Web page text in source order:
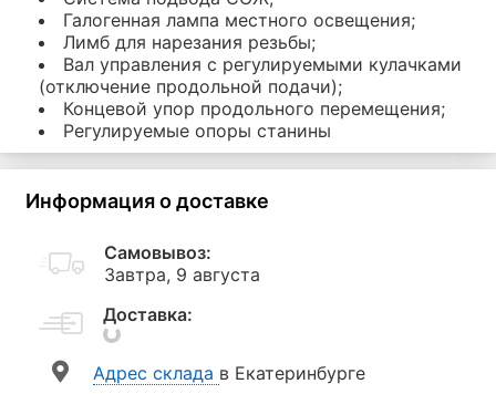
Галогенная лампа местного освещения;
Лимб для нарезания резьбы;
Вал управления с регулируемыми кулачками
(отключение продольной подачи);
Концевой упор продольного перемещения;
Регулируемые опоры станины
Информация о доставке
Самовывоз:
Завтра, 9 августа
Доставка:
Aдрес склада в Екатеринбурге